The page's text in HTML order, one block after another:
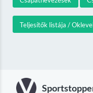
Teljesítők listája /